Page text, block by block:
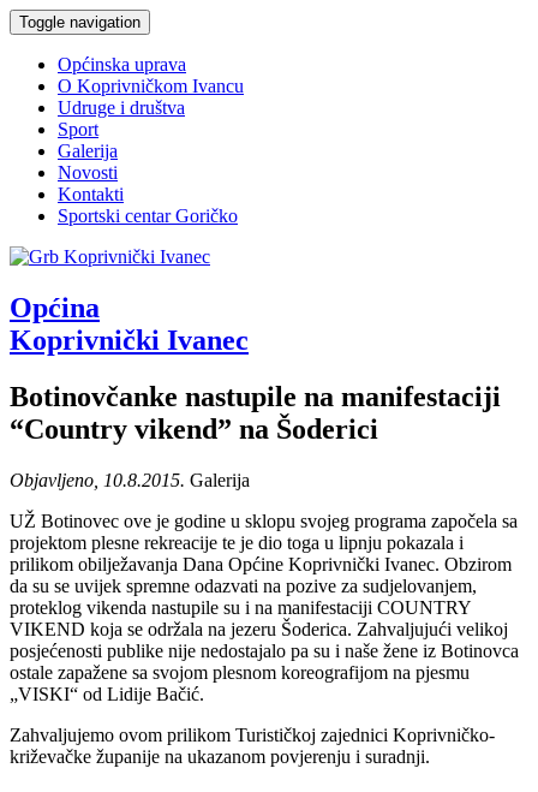
Toggle navigation
Općinska uprava
O Koprivničkom Ivancu
Udruge i društva
Sport
Galerija
Novosti
Kontakti
Sportski centar Goričko
Općina
Koprivnički Ivanec
Botinovčanke nastupile na manifestaciji
“Country vikend” na Šoderici
Objavljeno, 10.8.2015. Galerija
UŽ Botinovec ove je godine u sklopu svojeg programa započela sa
projektom plesne rekreacije te je dio toga u lipnju pokazala i
prilikom obilježavanja Dana Općine Koprivnički Ivanec. Obzirom
da su se uvijek spremne odazvati na pozive za sudjelovanjem,
proteklog vikenda nastupile su i na manifestaciji COUNTRY
VIKEND koja se održala na jezeru Šoderica. Zahvaljujući velikoj
posjećenosti publike nije nedostajalo pa su i naše žene iz Botinovca
ostale zapažene sa svojom plesnom koreografijom na pjesmu
„VISKI“ od Lidije Bačić.
Zahvaljujemo ovom prilikom Turističkoj zajednici Koprivničko-
križevačke županije na ukazanom povjerenju i suradnji.